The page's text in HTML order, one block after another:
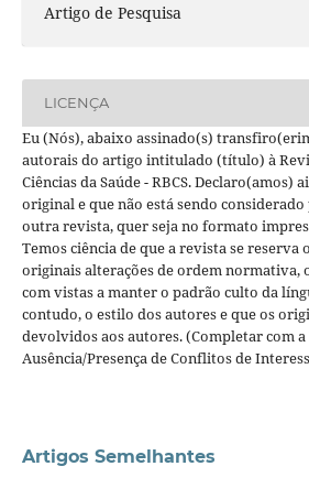
Artigo de Pesquisa
LICENÇA
Eu (Nós), abaixo assinado(s)
autorais do artigo intitulado (título) à
Ciências da Saúde - RBCS. Declaro(amos)
original e que não está sendo
outra revista, quer seja no formato
Temos ciência de que a revista se
originais alterações de ordem normativa,
com vistas a manter o padrão culto da
contudo, o estilo dos autores e que os
devolvidos aos autores. (Completar com a
Ausência/Presença de Conflitos de
Artigos Semelhantes